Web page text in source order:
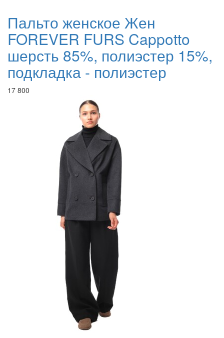
Пальто женское Жен
FOREVER FURS Cappotto
шерсть 85%, полиэстер 15%,
подкладка - полиэстер
17 800